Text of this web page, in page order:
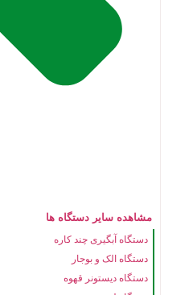
مشاهده سایر دستگاه ها
دستگاه آبگیری چند کاره
دستگاه الک و بوجار
دستگاه دیستونر قهوه